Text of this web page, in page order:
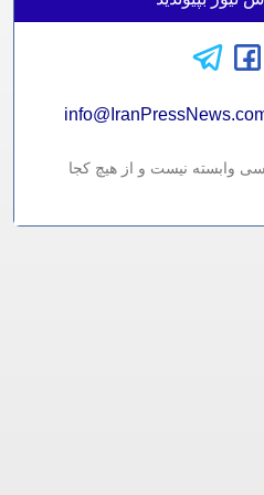
وابسته نیست و از هیچ کجا